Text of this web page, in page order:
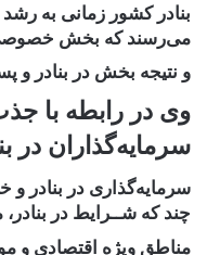
بنادر کشور زمانی به
می‌رسند که بخش
و نتیجه‌ بخش در بنادر و
وی در رابطه با
سرمایه‌گذاران در
سرمایه‌گذاری در بنادر و
چند که شــرایط در بنادر،
مناطق ویژه اقتصادی و